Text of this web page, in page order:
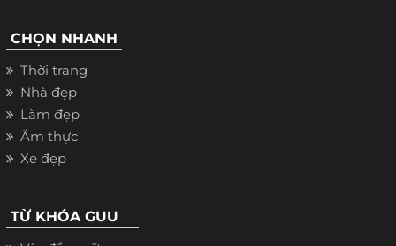
CHỌN NHANH
Thời trang
Nhà đẹp
Làm đẹp
Ẩm thực
Xe đẹp
TỪ KHÓA GUU